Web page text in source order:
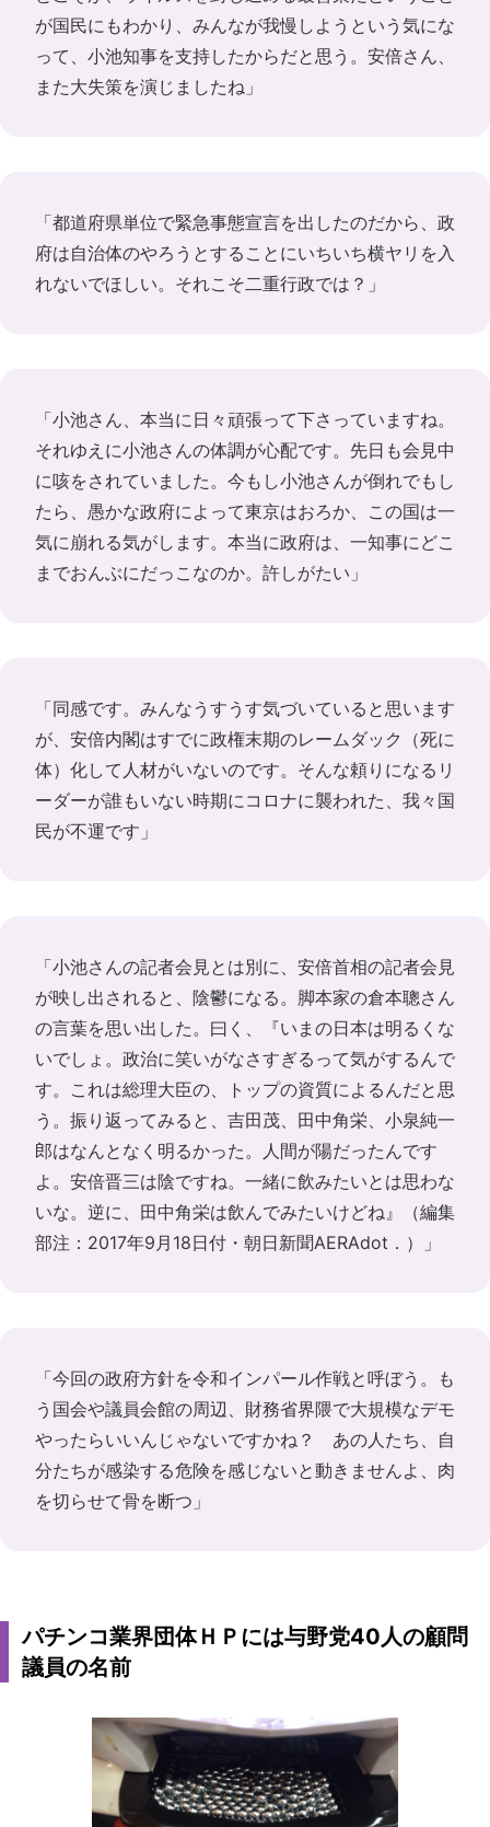
が国民にもわかり、みんなが我慢しようという気にな
って、小池知事を支持したからだと思う。安倍さん、
また大失策を演じましたね」
「都道府県単位で緊急事態宣言を出したのだから、政
府は自治体のやろうとすることにいちいち横ヤリを入
れないでほしい。それこそ二重行政では？」
「小池さん、本当に日々頑張って下さっていますね。
それゆえに小池さんの体調が心配です。先日も会見中
に咳をされていました。今もし小池さんが倒れでもし
たら、愚かな政府によって東京はおろか、この国は一
気に崩れる気がします。本当に政府は、一知事にどこ
までおんぶにだっこなのか。許しがたい」
「同感です。みんなうすうす気づいていると思います
が、安倍内閣はすでに政権末期のレームダック（死に
体）化して人材がいないのです。そんな頼りになるリ
ーダーが誰もいない時期にコロナに襲われた、我々国
民が不運です」
「小池さんの記者会見とは別に、安倍首相の記者会見
が映し出されると、陰鬱になる。脚本家の倉本聰さん
の言葉を思い出した。曰く、『いまの日本は明るくな
いでしょ。政治に笑いがなさすぎるって気がするんで
す。これは総理大臣の、トップの資質によるんだと思
う。振り返ってみると、吉田茂、田中角栄、小泉純一
郎はなんとなく明るかった。人間が陽だったんです
よ。安倍晋三は陰ですね。一緒に飲みたいとは思わな
いな。逆に、田中角栄は飲んでみたいけどね』（編集
部注：2017年9月18日付・朝日新聞AERAdot．）」
「今回の政府方針を令和インパール作戦と呼ぼう。も
う国会や議員会館の周辺、財務省界隈で大規模なデモ
やったらいいんじゃないですかね？ あの人たち、自
分たちが感染する危険を感じないと動きませんよ、肉
を切らせて骨を断つ」
パチンコ業界団体ＨＰには与野党40人の顧問
議員の名前